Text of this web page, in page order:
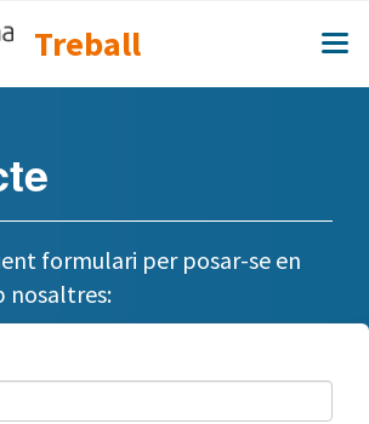
Treball
formulari per posar-se en
nosaltres: